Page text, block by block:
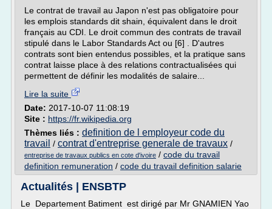
Le contrat de travail au Japon n'est pas obligatoire pour
les emplois standards dit shain, équivalent dans le droit
français au CDI. Le droit commun des contrats de travail
stipulé dans le Labor Standards Act ou [6] . D'autres
contrats sont bien entendus possibles, et la pratique sans
contrat laisse place à des relations contractualisées qui
permettent de définir les modalités de salaire...
Lire la suite
Date: 2017-10-07 11:08:19
Site : https://fr.wikipedia.org
Thèmes liés : definition de l employeur code du
travail / contrat d'entreprise generale de travaux /
entreprise de travaux publics en cote d'ivoire / code du travail
definition remuneration / code du travail definition salarie
Actualités | ENSBTP
Le Departement Batiment est dirigé par Mr GNAMIEN Yao